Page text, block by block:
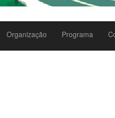
Organização Programa